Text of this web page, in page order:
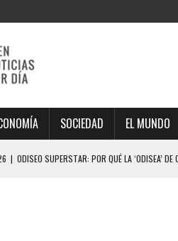
SOCIEDAD EL MUNDO
| ODISEO SUPERSTAR: POR QUÉ LA ‘ODISEA’
INFLUYERON EN EL SENADO Y LE DIERON